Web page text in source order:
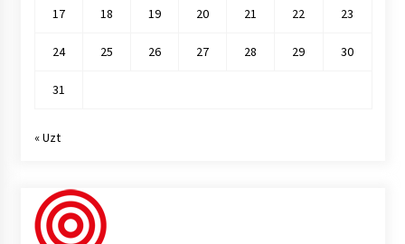
17 18 19 20 21 22 23
24 25 26 27 28 29 30
31
« Uzt